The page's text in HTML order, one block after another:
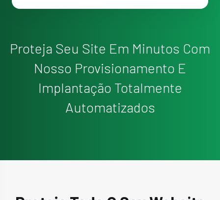
Proteja Seu Site Em Minutos Com
Nosso Provisionamento E
Implantação Totalmente
Automatizados